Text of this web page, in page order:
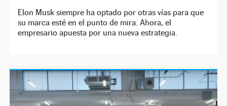
Elon Musk siempre ha optado por otras vías para que
su marca esté en el punto de mira. Ahora, el
empresario apuesta por una nueva estrategia.